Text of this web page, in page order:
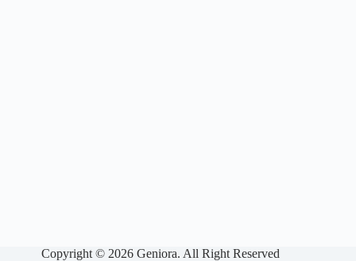
Copyright © 2026 Geniora. All Right Reserved